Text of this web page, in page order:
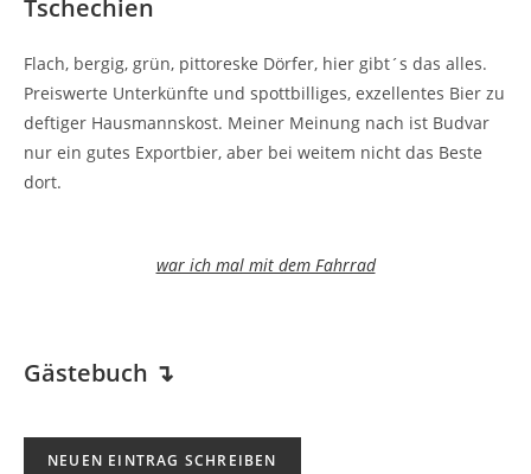
Tschechien
Flach, bergig, grün, pittoreske Dörfer, hier gibt´s das alles.
Preiswerte Unterkünfte und spottbilliges, exzellentes Bier zu
deftiger Hausmannskost. Meiner Meinung nach ist Budvar
nur ein gutes Exportbier, aber bei weitem nicht das Beste
dort.
war ich mal mit dem Fahrrad
Gästebuch ↴